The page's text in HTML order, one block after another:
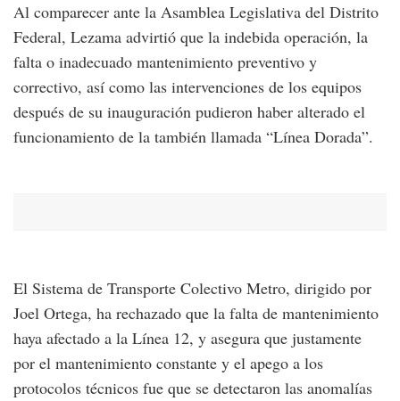
Al comparecer ante la Asamblea Legislativa del Distrito
Federal, Lezama advirtió que la indebida operación, la
falta o inadecuado mantenimiento preventivo y
correctivo, así como las intervenciones de los equipos
después de su inauguración pudieron haber alterado el
funcionamiento de la también llamada “Línea Dorada”.
El Sistema de Transporte Colectivo Metro, dirigido por
Joel Ortega, ha rechazado que la falta de mantenimiento
haya afectado a la Línea 12, y asegura que justamente
por el mantenimiento constante y el apego a los
protocolos técnicos fue que se detectaron las anomalías